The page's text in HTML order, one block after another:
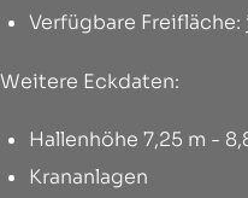
Verfügbare
Weitere Eckdaten:
Hallenhöhe 7,25 m -
Krananlagen